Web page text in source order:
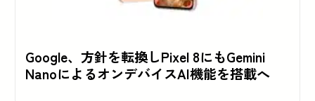
Google、方針を転換しPixel 8にもGemini
NanoによるオンデバイスAI機能を搭載へ